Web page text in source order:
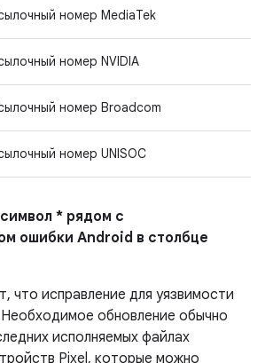
номер MediaTek
номер NVIDIA
номер Broadcom
номер UNISOC
* рядом с
ошибки Android в столбце
что исправление для уязвимости
Необходимое обновление обычно
исполняемых файлах
Pixel, которые можно